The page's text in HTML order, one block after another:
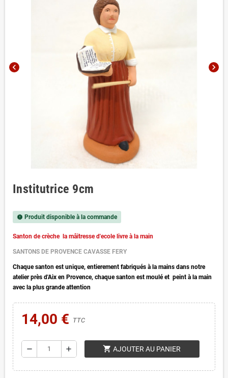
chevron_left chevron_right
Institutrice 9cm
new_releases Produit disponible à la commande
Santon de crèche la mâitresse d'ecole livre à la main
SANTONS DE PROVENCE CAVASSE FERY
Chaque santon est unique, entierement fabriqués à la mains dans notre
atelier près d'Aix en Provence, chaque santon est moulé et peint à la main
avec la plus grande attention
14,00 € TTC
remove add shopping_cart AJOUTER AU PANIER